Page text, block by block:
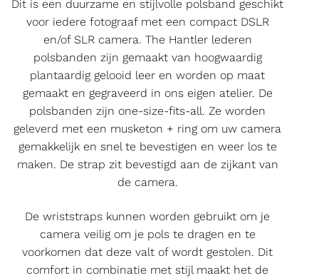
Dit is een duurzame en stijlvolle polsband geschikt
voor iedere fotograaf met een compact DSLR
en/of SLR camera. The Hantler lederen
polsbanden zijn gemaakt van hoogwaardig
plantaardig gelooid leer en worden op maat
gemaakt en gegraveerd in ons eigen atelier. De
polsbanden zijn one-size-fits-all. Ze worden
geleverd met een musketon + ring om uw camera
gemakkelijk en snel te bevestigen en weer los te
maken. De strap zit bevestigd aan de zijkant van
de camera.
De wriststraps kunnen worden gebruikt om je
camera veilig om je pols te dragen en te
voorkomen dat deze valt of wordt gestolen. Dit
comfort in combinatie met stijl maakt het de